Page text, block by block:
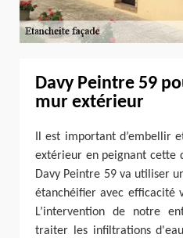
Davy Peintre 59
mur extérieur
Il est important d’embellir
extérieur en peignant cette
Davy Peintre 59 va utiliser
étanchéifier avec efficacité
L’intervention de notre
traiter les infiltrations